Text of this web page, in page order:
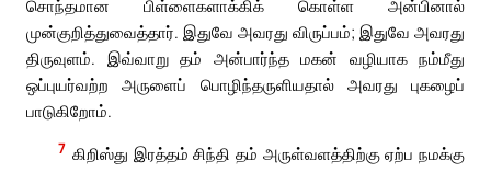
சொந்தமான பிள்ளைகளாக்கிக் கொள்ள அன்பினால்
முன்குறித்துவைத்தார். இதுவே அவரது விருப்பம்; இதுவே அவரது
திருவுளம். இவ்வாறு தம் அன்பார்ந்த மகன் வழியாக நம்மீது
ஒப்புயர்வற்ற அருளைப் பொழிந்தருளியதால் அவரது புகழைப்
பாடுகிறோம்.
7 கிறிஸ்து இரத்தம் சிந்தி தம் அருள்வளத்திற்கு ஏற்ப நமக்கு